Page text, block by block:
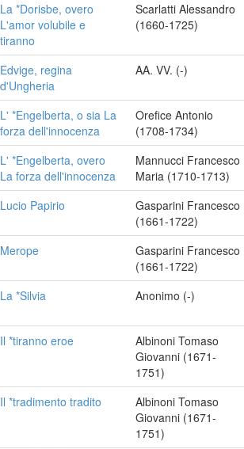
La *Dorisbe, overo
L'amor volubile e
tiranno
Scarlatti Alessandro
(1660-1725)
Edvige, regina
d'Ungheria
AA. VV. (-)
L' *Engelberta, o sia La
forza dell'innocenza
Orefice Antonio
(1708-1734)
L' *Engelberta, overo
La forza dell'innocenza
Mannucci Francesco
Maria (1710-1713)
Lucio Papirio
Gasparini Francesco
(1661-1722)
Merope
Gasparini Francesco
(1661-1722)
La *Silvia
Anonimo (-)
Il *tiranno eroe
Albinoni Tomaso
Giovanni (1671-
1751)
Il *tradimento tradito
Albinoni Tomaso
Giovanni (1671-
1751)